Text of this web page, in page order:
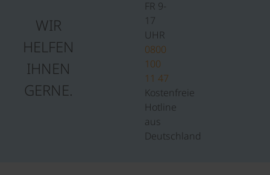
WIR
HELFEN
IHNEN
GERNE.
FR 9-
17
UHR
0800
100
11 47
Kostenfreie
Hotline
aus
Deutschland